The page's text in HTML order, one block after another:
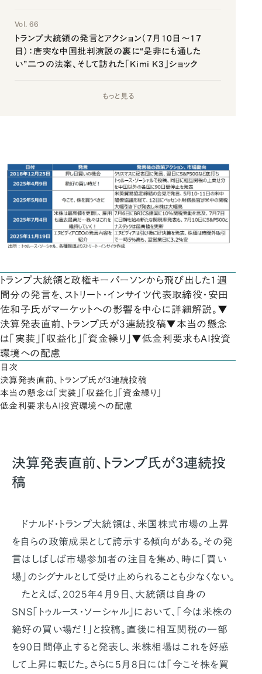
Vol. 66
トランプ大統領の発言とアクション（7月10日～17
日）：唐突な中国批判演説の裏に“是非にも通した
い”二つの法案、そして訪れた「Kimi K3」ショック
もっと見る
トランプ大統領と政権キーパーソンから飛び出した1週
間分の発言を、ストリート・インサイツ代表取締役・安田
佐和子氏がマーケットへの影響を中心に詳細解説。▼
決算発表直前、トランプ氏が3連続投稿▼本当の懸念
は「実装」「収益化」「資金繰り」▼低金利要求もAI投資
環境への配慮
目次
決算発表直前、トランプ氏が3連続投稿
本当の懸念は「実装」「収益化」「資金繰り」
低金利要求もAI投資環境への配慮
決算発表直前、トランプ氏が3連続投
稿
ドナルド・トランプ大統領は、米国株式市場の上昇
を自らの政策成果として誇示する傾向がある。その発
言はしばしば市場参加者の注目を集め、時に「買い
場」のシグナルとして受け止められることも少なくない。
たとえば、2025年4月9日、大統領は自身の
SNS「トゥルース・ソーシャル」において、「今は米株の
絶好の買い場だ！」と投稿。直後に相互関税の一部
を90日間停止すると発表し、米株相場はこれを好感
して上昇に転じた。さらに5月8日には「今こそ株を買